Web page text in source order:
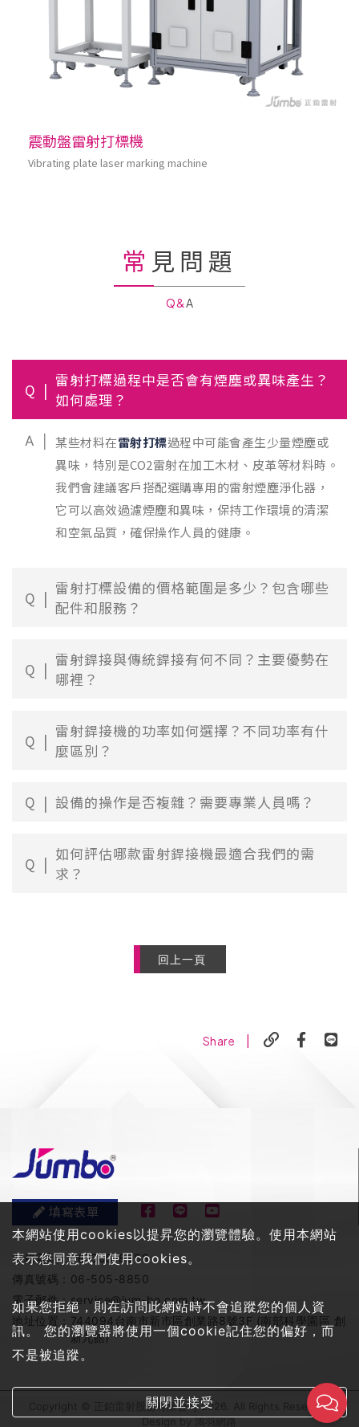
震動盤雷射打標機
Vibrating plate laser marking machine
常見問題
Q&A
Q
雷射打標過程中是否會有煙塵或異味產生？
如何處理？
A 某些材料在雷射打標過程中可能會產生少量煙塵或
異味，特別是CO2雷射在加工木材、皮革等材料時。
我們會建議客戶搭配選購專用的雷射煙塵淨化器，
它可以高效過濾煙塵和異味，保持工作環境的清潔
和空氣品質，確保操作人員的健康。
Q
雷射打標設備的價格範圍是多少？包含哪些
配件和服務？
Q
雷射銲接與傳統銲接有何不同？主要優勢在
哪裡？
Q
雷射銲接機的功率如何選擇？不同功率有什
麼區別？
Q 設備的操作是否複雜？需要專業人員嗎？
Q
如何評估哪款雷射銲接機最適合我們的需
求？
回上一頁
Share
填寫表單
服務電話：06-505-8858
傳真號碼： 06-505-8850
電子郵件：service@jum-bo.com.tw
地址位置： 744094台南市新市區創業路8號3F (南部科學園區 創
新九館)
Copyright © 正鉑雷射股份有限公司 2026. All Rights Reserved
Design by鴻羽網路
本網站使用cookies以提昇您的瀏覽體驗。使用本網站
表示您同意我們使用cookies。
如果您拒絕，則在訪問此網站時不會追蹤您的個人資
訊。 您的瀏覽器將使用一個cookie記住您的偏好，而
不是被追蹤。
關閉並接受